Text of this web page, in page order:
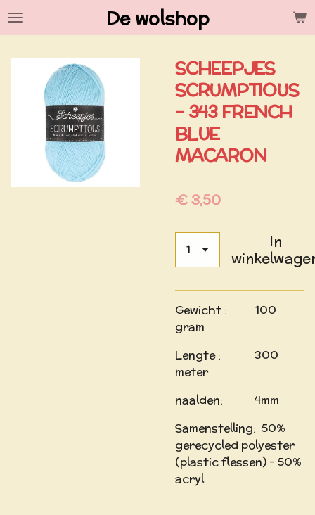
Ga
hoofdinhoud
De wolshop
SCHEEPJES
SCRUMPTIOUS
- 343 FRENCH
BLUE
MACARON
€ 3,50
In
Gewicht : 100
gram
Lengte : 300
meter
naalden: 4mm
Samenstelling: 50%
gerecycled polyester
(plastic flessen) - 50%
acryl